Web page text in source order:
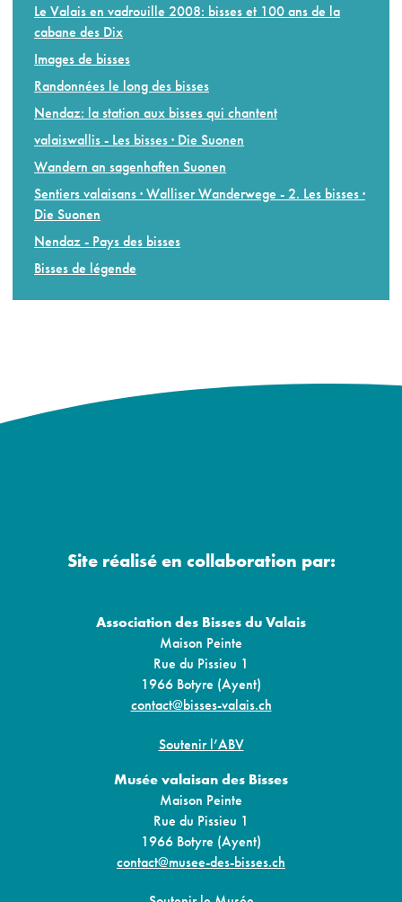
Le Valais en vadrouille 2008: bisses et 100 ans de la
cabane des Dix
Images de bisses
Randonnées le long des bisses
Nendaz: la station aux bisses qui chantent
valaiswallis - Les bisses · Die Suonen
Wandern an sagenhaften Suonen
Sentiers valaisans · Walliser Wanderwege - 2. Les bisses ·
Die Suonen
Nendaz - Pays des bisses
Bisses de légende
Site réalisé en collaboration par:
Association des Bisses du Valais
Maison Peinte
Rue du Pissieu 1
1966 Botyre (Ayent)
contact@bisses-valais.ch
Soutenir l’ABV
Musée valaisan des Bisses
Maison Peinte
Rue du Pissieu 1
1966 Botyre (Ayent)
contact@musee-des-bisses.ch